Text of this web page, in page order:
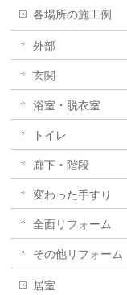
各場所の施工例
外部
玄関
浴室・脱衣室
トイレ
廊下・階段
変わった手すり
全面リフォーム
その他リフォーム
居室